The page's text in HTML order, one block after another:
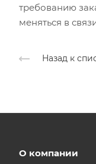
требованию
меняться в
Назад к
О компании